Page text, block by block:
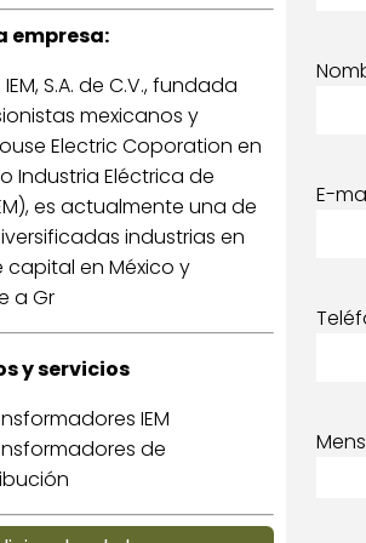
empresa:
S.A. de C.V., fundada
mexicanos y
Electric Coporation en
Industria Eléctrica de
es actualmente una de
industrias en
capital en México y
a Gr
y servicios
IEM
de
E-